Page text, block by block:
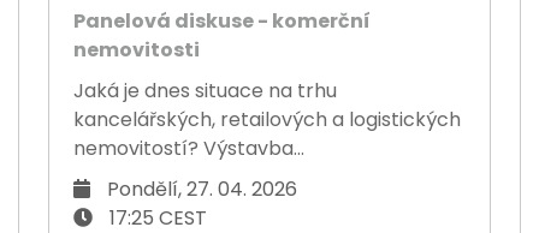
Panelová diskuse - komerční
nemovitosti
Jaká je dnes situace na trhu
kancelářských, retailových a logistických
nemovitostí? Výstavba...
Pondělí, 27. 04. 2026
17:25 CEST